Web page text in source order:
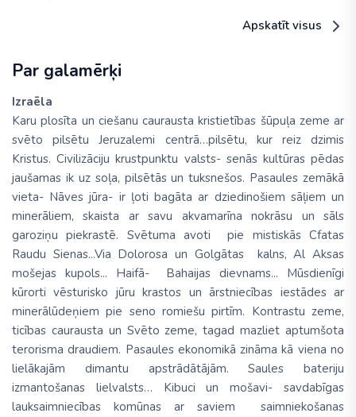
Apskatīt visus
Par galamērķi
Izraēla
Karu plosīta un ciešanu caurausta kristietības šūpuļa zeme ar
svēto pilsētu Jeruzalemi centrā…pilsētu, kur reiz dzimis
Kristus. Civilizāciju krustpunktu valsts- senās kultūras pēdas
jaušamas ik uz soļa, pilsētās un tuksnešos. Pasaules zemākā
vieta- Nāves jūra- ir ļoti bagāta ar dziedinošiem sāļiem un
minerāliem, skaista ar savu akvamarīna nokrāsu un sāls
garoziņu piekrastē. Svētuma avoti pie mistiskās Cfatas
Raudu Sienas...Via Dolorosa un Golgātas kalns, Al Aksas
mošejas kupols... Haifā- Bahaijas dievnams... Mūsdienīgi
kūrorti vēsturisko jūru krastos un ārstniecības iestādes ar
minerālūdeņiem pie seno romiešu pirtīm. Kontrastu zeme,
ticības caurausta un Svēto zeme, tagad mazliet aptumšota
terorisma draudiem. Pasaules ekonomikā zināma kā viena no
lielākajām dimantu apstrādātājām. Saules bateriju
izmantošanas lielvalsts… Kibuci un mošavi- savdabīgas
lauksaimniecības komūnas ar saviem saimniekošanas